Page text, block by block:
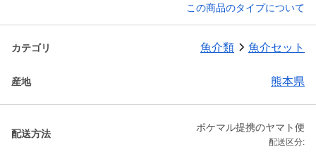
この商品のタイプについて
カテゴリ 魚介類 魚介セット
産地 熊本県
配送方法
ポケマル提携のヤマト便
配送区分: